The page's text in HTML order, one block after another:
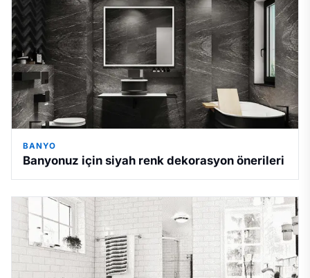
BANYO
Banyonuz için siyah renk dekorasyon önerileri